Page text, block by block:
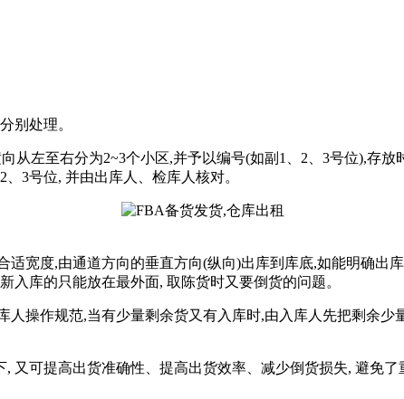
别处理。
从左至右分为2~3个小区,并予以编号(如副1、2、3号位),存
3号位, 并由出库人、检库人核对。
宽度,由通道方向的垂直方向(纵向)出库到库底,如能明确出
库的只能放在最外面, 取陈货时又要倒货的问题。
操作规范,当有少量剩余货又有入库时,由入库人先把剩余
可提高出货准确性、提高出货效率、减少倒货损失, 避免了